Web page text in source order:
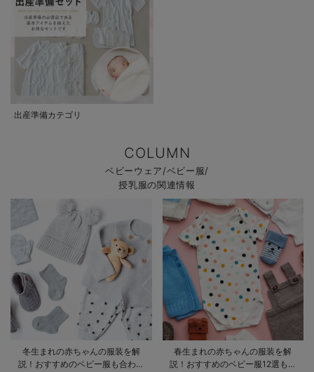
出産準備カテゴリ
COLUMN
ベビーウェア/ベビー服/
授乳服の関連情報
冬生まれの赤ちゃんの服装を解
説！おすすめのベビー服も合わせ
春生まれの赤ちゃんの服装を解
説！おすすめのベビー服12選も合